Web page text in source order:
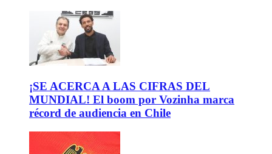
¡SE ACERCA A LAS CIFRAS DEL
MUNDIAL! El boom por Vozinha marca
récord de audiencia en Chile